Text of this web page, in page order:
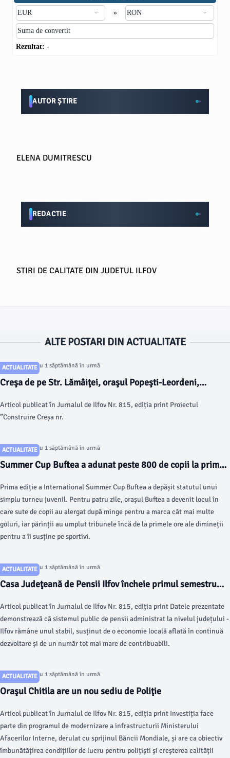
»
Rezultat: -
AUTOR ȘTIRE
ELENA DUMITRESCU
REDACTIE
STIRI DE CALITATE DIN JUDETUL ILFOV
ALTE POSTARI DIN ACTUALITATE
ACTUALITATE
Articol postat cu 1 săptămână în urmă
Creşa de pe Str. Lămâiţei, oraşul Popeşti-Leordeni,
Articol publicat în Jurnalul de Ilfov Nr. 815, ediția print Proiectul
”Construire Creșa nr.
ACTUALITATE
Articol postat cu 1 săptămână în urmă
Summer Cup Buftea a adunat peste 800 de copii la prima
orașul într-o capitală a fotbalului juvenil
Prima ediție a International Summer Cup Buftea a depășit statutul unui
simplu turneu juvenil. Pentru patru zile, orașul Buftea a devenit locul în
care sute de copii au alergat după minge pentru a marca cât mai multe
goluri, iar părinții au umplut tribunele încă de la primele ore ale dimineții
pentru a îi susține pe sportivi.
ACTUALITATE
Articol postat cu 1 săptămână în urmă
Casa Judeţeană de Pensii Ilfov încheie primul semestru
Articol publicat în Jurnalul de Ilfov Nr. 815, ediția print Datele prezentate
demonstrează că sistemul public de pensii administrat la nivelul județului ­
Ilfov rămâne unul stabil, susținut de o economie locală aflată în continuă
dezvoltare și de un număr tot mai mare de contribuabili.
ACTUALITATE
Articol postat cu 1 săptămână în urmă
Oraşul Chitila are un nou sediu de Poliţie
Articol publicat în Jurnalul de Ilfov Nr. 815, ediția print Investiția face
parte din programul de modernizare a infrastructurii Ministerului
Afacerilor Interne, derulat cu sprijinul Băncii Mondiale, și are ca obiectiv
îmbunătățirea condițiilor de lucru pentru polițiști și creșterea calității